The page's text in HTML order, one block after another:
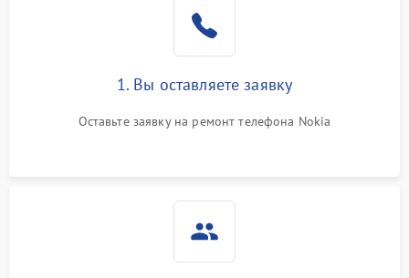
1. Вы оставляете заявку
Оставьте заявку на ремонт телефона Nokia